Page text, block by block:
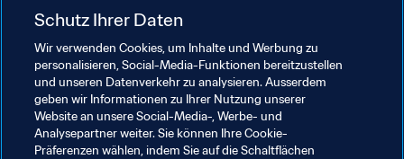
Die FIFA wird zudem das Schutzprogramm für Klubs
fortführen, das Klubs für Verluste aufgrund von
Verletzungen von Spielern bei Spielen mit der
Nationalmannschaft entschädigt. Das Schutzprogramm
für Klubs wird somit bis mindestens Ende der FIFA
Fussball-Weltmeisterschaft Katar 2022™ fortgesetzt.
Schutz Ihrer Daten
Wir verwenden Cookies, um Inhalte und Werbung zu
personalisieren, Social-Media-Funktionen bereitzustellen
und unseren Datenverkehr zu analysieren. Ausserdem
geben wir Informationen zu Ihrer Nutzung unserer
Website an unsere Social-Media-, Werbe- und
Analysepartner weiter. Sie können Ihre Cookie-
Präferenzen wählen, indem Sie auf die Schaltflächen